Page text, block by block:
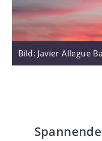
Bild: Javier Allegue